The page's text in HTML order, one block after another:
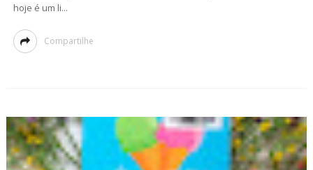
hoje é um li...
Compartilhe